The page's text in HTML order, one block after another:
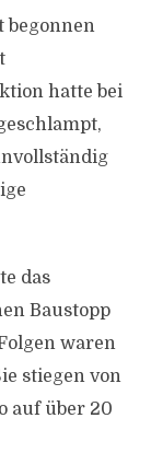
begonnen
hatte bei
das
Baustopp
waren
stiegen von
auf über 20